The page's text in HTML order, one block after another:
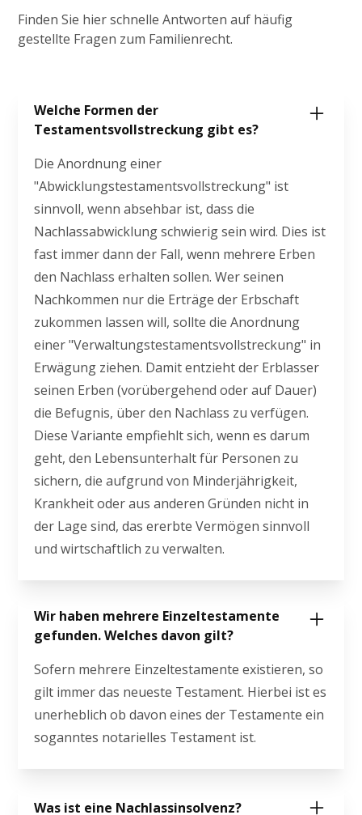
Finden Sie hier schnelle Antworten auf häufig
gestellte Fragen zum Familienrecht.
Welche Formen der
Testamentsvollstreckung gibt es?
Die Anordnung einer
"Abwicklungstestamentsvollstreckung" ist
sinnvoll, wenn absehbar ist, dass die
Nachlassabwicklung schwierig sein wird. Dies ist
fast immer dann der Fall, wenn mehrere Erben
den Nachlass erhalten sollen. Wer seinen
Nachkommen nur die Erträge der Erbschaft
zukommen lassen will, sollte die Anordnung
einer "Verwaltungstestamentsvollstreckung" in
Erwägung ziehen. Damit entzieht der Erblasser
seinen Erben (vorübergehend oder auf Dauer)
die Befugnis, über den Nachlass zu verfügen.
Diese Variante empfiehlt sich, wenn es darum
geht, den Lebensunterhalt für Personen zu
sichern, die aufgrund von Minderjährigkeit,
Krankheit oder aus anderen Gründen nicht in
der Lage sind, das ererbte Vermögen sinnvoll
und wirtschaftlich zu verwalten.
Wir haben mehrere Einzeltestamente
gefunden. Welches davon gilt?
Sofern mehrere Einzeltestamente existieren, so
gilt immer das neueste Testament. Hierbei ist es
unerheblich ob davon eines der Testamente ein
soganntes notarielles Testament ist.
Was ist eine Nachlassinsolvenz?